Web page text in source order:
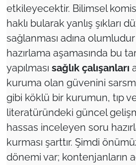
etkileyecektir. Bilimsel
haklı bularak yanlış şıkları
sağlanması adına
hazırlama aşamasında bu
yapılması sağlık çalışanları
kuruma olan güvenini
gibi köklü bir kurumun, tıp
literatüründeki güncel
hassas inceleyen soru
kurması şarttır. Şimdi
dönemi var; kontenjanların